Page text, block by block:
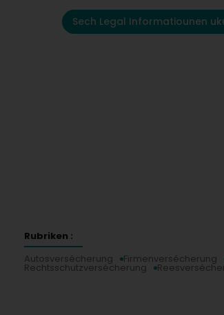
Sech Legal Informatiounen
Rubriken :
Autosversécherung
Firmenversécherung
Rechtsschutzversécherung